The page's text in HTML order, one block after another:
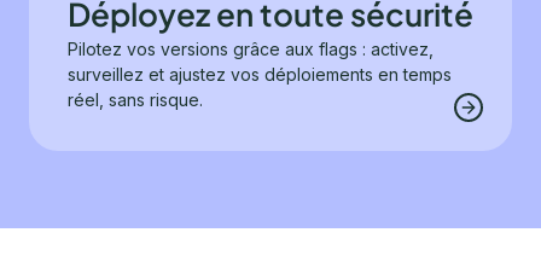
Déployez en toute sécurité
Pilotez vos versions grâce aux flags : activez,
surveillez et ajustez vos déploiements en temps
réel, sans risque.